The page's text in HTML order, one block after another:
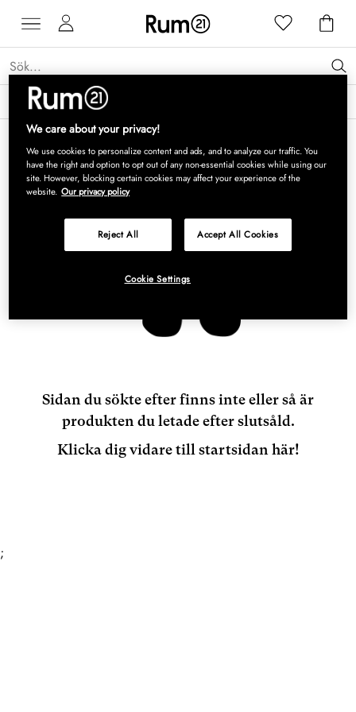
Få 15 % rabatt på Grythyttan Stålmöbler* →
Sidan du sökte efter finns inte eller så är
produkten du letade efter slutsåld.
Klicka dig vidare till startsidan här!
;
We care about your privacy!
We use cookies to personalize content and ads, and to analyze our traffic. You
have the right and option to opt out of any non-essential cookies while using our
site. However, blocking certain cookies may affect your experience of the
website. Our privacy policy
Reject All Accept All Cookies
Cookie Settings